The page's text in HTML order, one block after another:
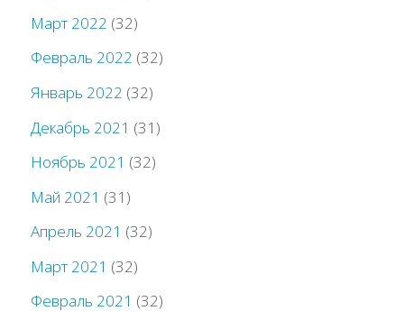
Март 2022 (32)
Февраль 2022 (32)
Январь 2022 (32)
Декабрь 2021 (31)
Ноябрь 2021 (32)
Май 2021 (31)
Апрель 2021 (32)
Март 2021 (32)
Февраль 2021 (32)